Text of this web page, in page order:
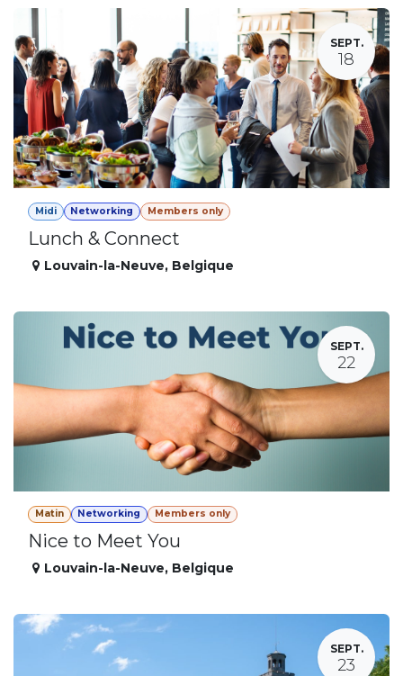
SEPT.
18
Midi Networking Members only
Lunch & Connect
Louvain-la-Neuve, Belgique
SEPT.
22
Matin Networking Members only
Nice to Meet You
Louvain-la-Neuve, Belgique
SEPT.
23